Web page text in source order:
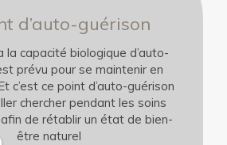
d’auto-guérison
la capacité biologique d’auto-
prévu pour se maintenir en
c’est ce point d’auto-guérison
chercher pendant les soins
de rétablir un état de bien-
être naturel